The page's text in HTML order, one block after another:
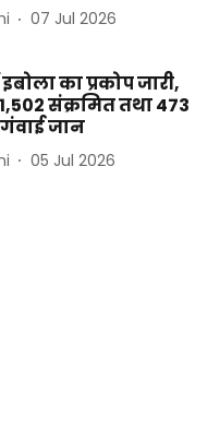
07 Jul 2026
का प्रकोप जारी,
संक्रमित तथा 473
जान
05 Jul 2026